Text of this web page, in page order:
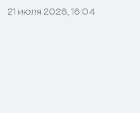
21 июля 2026, 16:04